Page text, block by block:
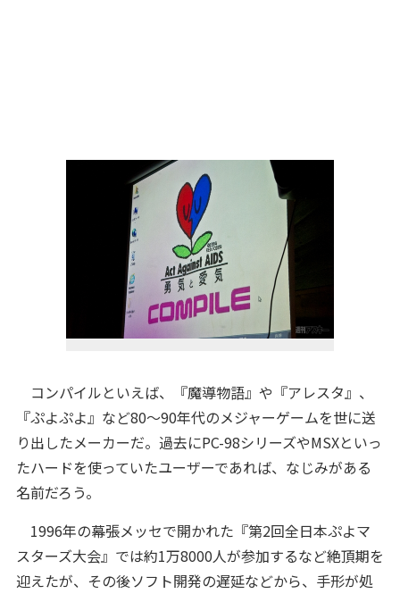
コンパイルといえば、『魔導物語』や『アレスタ』、
『ぷよぷよ』など80～90年代のメジャーゲームを世に送
り出したメーカーだ。過去にPC-98シリーズやMSXといっ
たハードを使っていたユーザーであれば、なじみがある
名前だろう。
1996年の幕張メッセで開かれた『第2回全日本ぷよマ
スターズ大会』では約1万8000人が参加するなど絶頂期を
迎えたが、その後ソフト開発の遅延などから、手形が処